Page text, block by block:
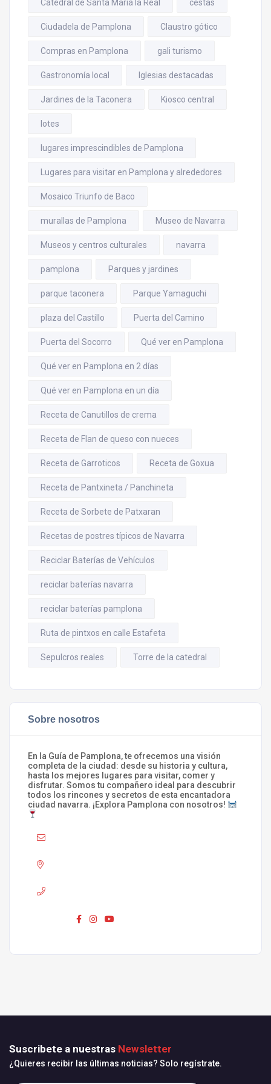
Catedral de Santa María la Real cestas
Ciudadela de Pamplona Claustro gótico
Compras en Pamplona gali turismo
Gastronomía local Iglesias destacadas
Jardines de la Taconera Kiosco central
lotes
lugares imprescindibles de Pamplona
Lugares para visitar en Pamplona y alrededores
Mosaico Triunfo de Baco
murallas de Pamplona Museo de Navarra
Museos y centros culturales navarra
pamplona Parques y jardines
parque taconera Parque Yamaguchi
plaza del Castillo Puerta del Camino
Puerta del Socorro Qué ver en Pamplona
Qué ver en Pamplona en 2 días
Qué ver en Pamplona en un día
Receta de Canutillos de crema
Receta de Flan de queso con nueces
Receta de Garroticos Receta de Goxua
Receta de Pantxineta / Panchineta
Receta de Sorbete de Patxaran
Recetas de postres típicos de Navarra
Reciclar Baterías de Vehículos
reciclar baterías navarra
reciclar baterías pamplona
Ruta de pintxos en calle Estafeta
Sepulcros reales Torre de la catedral
Sobre nosotros
En la Guía de Pamplona, te ofrecemos una visión
completa de la ciudad: desde su historia y cultura,
hasta los mejores lugares para visitar, comer y
disfrutar. Somos tu compañero ideal para descubrir
todos los rincones y secretos de esta encantadora
ciudad navarra. ¡Explora Pamplona con nosotros!
Suscribete a nuestras Newsletter
¿Quieres recibir las últimas noticias? Solo regístrate.